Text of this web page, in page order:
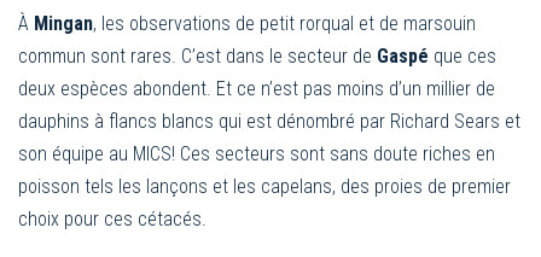
À Mingan, les observations de petit rorqual et de marsouin
commun sont rares. C’est dans le secteur de Gaspé que ces
deux espèces abondent. Et ce n’est pas moins d’un millier de
dauphins à flancs blancs qui est dénombré par Richard Sears et
son équipe au MICS! Ces secteurs sont sans doute riches en
poisson tels les lançons et les capelans, des proies de premier
choix pour ces cétacés.